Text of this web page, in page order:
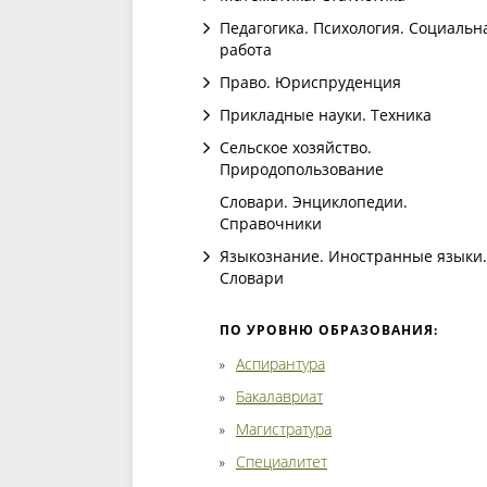
Педагогика. Психология.
работа
Право. Юриспруденция
Прикладные науки. Техника
Сельское хозяйство.
Природопользование
Словари. Энциклопедии.
Справочники
Языкознание. Иностранные языки.
Словари
ПО УРОВНЮ ОБРАЗОВАНИЯ:
Аспирантура
Бакалавриат
Магистратура
Специалитет